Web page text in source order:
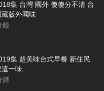
集 台灣 國外 傻傻分不清 台
藏版外國味
鐘
集 超美味台式早餐 新住民
這一味…
鐘